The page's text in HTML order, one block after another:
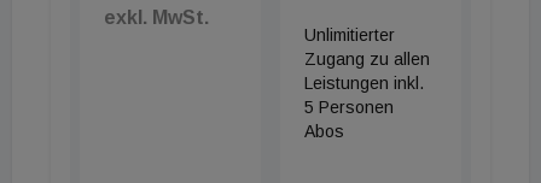
exkl. MwSt.
Unlimitierter
Zugang zu allen
Leistungen inkl.
5 Personen
Abos